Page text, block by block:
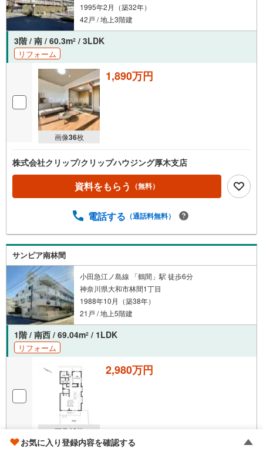
1995年2月（築32年）
42戸 / 地上3階建
3階 / 南 / 60.3m2 / 3LDK
リフォーム
画像36枚
1,890万円
株式会社クリップ/クリップハウジング厚木支店
資料をもらう （無料）
電話する （通話料無料）
サンピア南林間
小田急江ノ島線 「鶴間」駅 徒歩6分
神奈川県大和市林間1丁目
1988年10月（築38年）
21戸 / 地上5階建
1階 / 南西 / 69.04m2 / 1LDK
リフォーム
画像10枚
2,980万円
お気に入り登録内容を確認する